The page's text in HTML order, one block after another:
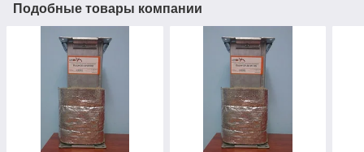
Подобные товары компании